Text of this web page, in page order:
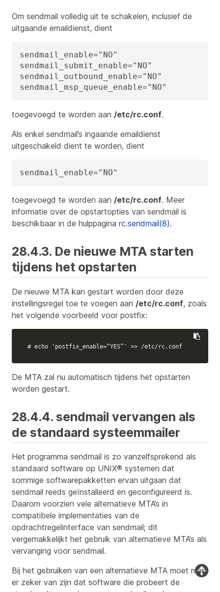
Om sendmail volledig uit te schakelen, inclusief de
uitgaande emaildienst, dient
sendmail_enable="NO"
sendmail_submit_enable="NO"
sendmail_outbound_enable="NO"
sendmail_msp_queue_enable="NO"
toegevoegd te worden aan /etc/rc.conf.
Als enkel sendmail’s ingaande emaildienst
uitgeschakeld dient te worden, dient
sendmail_enable="NO"
toegevoegd te worden aan /etc/rc.conf. Meer
informatie over de opstartopties van sendmail is
beschikbaar in de hulppagina rc.sendmail(8).
28.4.3. De nieuwe MTA starten
tijdens het opstarten
De nieuwe MTA kan gestart worden door deze
instellingsregel toe te voegen aan /etc/rc.conf, zoals
het volgende voorbeeld voor postfix:
# echo 'postfix_enable=“YES”' >> /etc/rc.conf
De MTA zal nu automatisch tijdens het opstarten
worden gestart.
28.4.4. sendmail vervangen als
de standaard systeemmailer
Het programma sendmail is zo vanzelfsprekend als
standaard software op UNIX® systemen dat
sommige softwarepakketten ervan uitgaan dat
sendmail reeds geïnstalleerd en geconfigureerd is.
Daarom voorzien vele alternatieve MTA’s in
compatibele implementaties van de
opdrachtregelinterface van sendmail; dit
vergemakkelijkt het gebruik van alternatieve MTA’s als
vervanging voor sendmail.
Bij het gebruiken van een alternatieve MTA moet men
er zeker van zijn dat software die probeert de